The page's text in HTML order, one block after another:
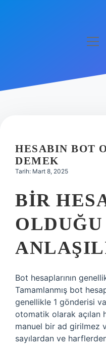
Hakkımızda
HESABIN BOT
DEMEK
Tarih: Mart 8, 2025
BIR
Bot hesaplarının
Tamamlanmış bot
genellikle 1 gönderisi
otomatik olarak açılan
manuel bir ad girilmez
sayılardan ve